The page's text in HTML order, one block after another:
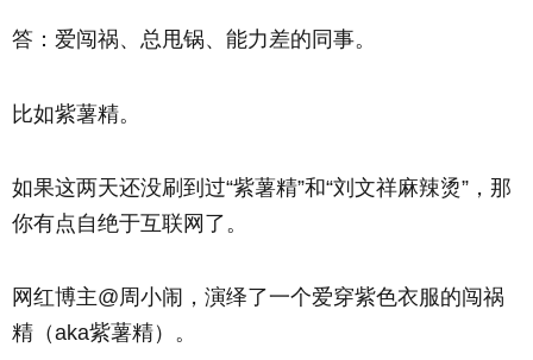
答：爱闯祸、总甩锅、能力差的同事。
比如紫薯精。
如果这两天还没刷到过“紫薯精”和“刘文祥麻辣烫” ，那
你有点自绝于互联网了。
网红博主@周小闹，演绎了一个爱穿紫色衣服的闯祸
精（aka紫薯精）。